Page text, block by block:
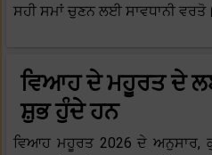
ਸਹੀ ਸਮਾਂ ਚੁਣਨ ਲਈ ਸਾਵਧਾਨੀ ਵਰਤੋ।
ਵਿਆਹ ਦੇ ਮਹੂਰਤ ਦੇ
ਸ਼ੁਭ ਹੁੰਦੇ ਹਨ
ਵਿਆਹ ਮਹੂਰਤ 2026 ਦੇ ਅਨੁਸਾਰ,